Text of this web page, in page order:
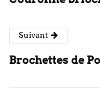
Suivant
Brochettes de